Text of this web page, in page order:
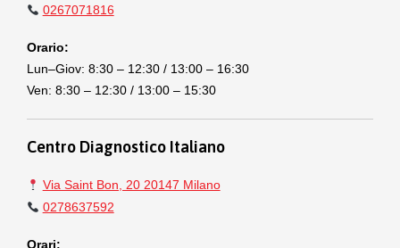
0267071816
Orario:
Lun–Giov: 8:30 – 12:30 / 13:00 – 16:30
Ven: 8:30 – 12:30 / 13:00 – 15:30
Centro Diagnostico Italiano
Via Saint Bon, 20 20147 Milano
0278637592
Orari: